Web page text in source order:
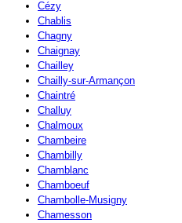
Cézy
Chablis
Chagny
Chaignay
Chailley
Chailly-sur-Armançon
Chaintré
Challuy
Chalmoux
Chambeire
Chambilly
Chamblanc
Chamboeuf
Chambolle-Musigny
Chamesson